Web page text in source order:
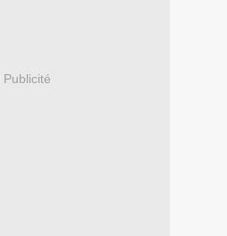
Publicité